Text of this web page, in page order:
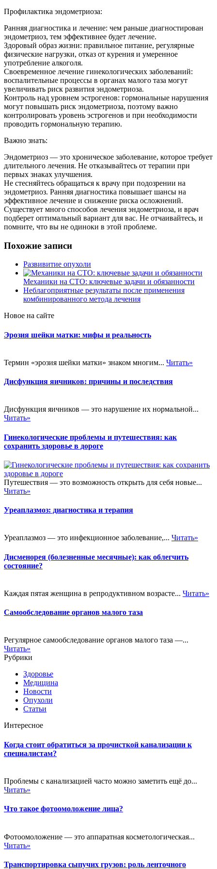
Профилактика эндометриоза:
Ранняя диагностика и лечение: чем раньше диагностирован
эндометриоз, тем эффективнее будет лечение.
Здоровый образ жизни: правильное питание, регулярные
физические нагрузки, отказ от курения и умеренное
употребление алкоголя.
Своевременное лечение гинекологических заболеваний:
воспалительные процессы в органах малого таза могут
увеличивать риск развития эндометриоза.
Контроль над уровнем эстрогенов: гормональные нарушения
могут повышать риск эндометриоза, поэтому важно
контролировать уровень эстрогенов и при необходимости
проводить гормональную терапию.
Важно знать:
Эндометриоз — это хроническое заболевание, которое требует
длительного лечения. Не отказывайтесь от терапии при
первых знаках улучшения.
Не стесняйтесь обращаться к врачу при подозрении на
эндометриоз. Ранняя диагностика повышает шансы на
эффективное лечение и снижение риска осложнений.
Существует много способов лечения эндометриоза, и врач
подберет оптимальный вариант для вас. Не отчаивайтесь, и
помните, что вы не одиноки в этой проблеме.
Похожие записи
Развивитие опухоли
Механики на СТО: ключевые задачи и обязанности
Неблагоприятные результаты после применения
комбинированного метода лечения
Новое на сайте
Эрозия шейки матки: мифы и реальность
Термин «эрозия шейки матки» знаком многим... Читать»
Дисфункция яичников: причины и последствия
Дисфункция яичников — это нарушение их нормальной...
Читать»
Гинекологические проблемы и путешествия: как
сохранить здоровье в дороге
Путешествия — это возможность открыть для себя новые...
Читать»
Уреаплазмоз: диагностика и терапия
Уреаплазмоз — это инфекционное заболевание,... Читать»
Дисменорея (болезненные месячные): как облегчить
состояние?
Каждая пятая женщина в репродуктивном возрасте... Читать»
Самообследование органов малого таза
Регулярное самообследование органов малого таза —...
Читать»
Рубрики
Здоровье
Медицина
Новости
Опухоли
Статьи
Интересное
Когда стоит обратиться за прочисткой канализации к
специалистам?
Проблемы с канализацией часто можно заметить ещё до...
Читать»
Что такое фотоомоложение лица?
Фотоомоложение — это аппаратная косметологическая...
Читать»
Транспортировка сыпучих грузов: роль ленточного